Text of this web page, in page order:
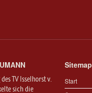
TV Isselhorst v.
sich die
Sitemap
Start